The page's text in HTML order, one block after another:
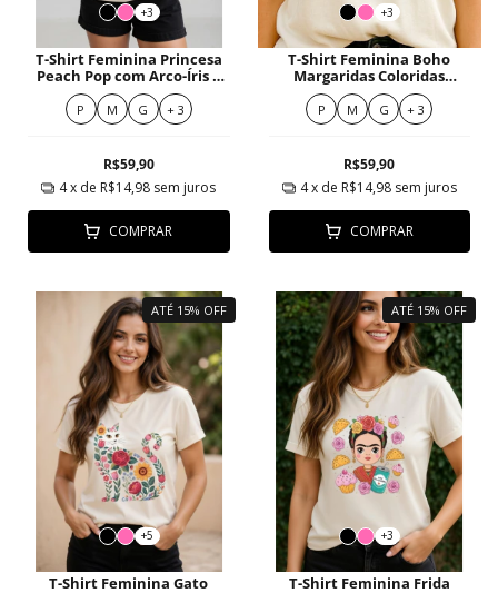
+3
T-Shirt Feminina Princesa
Peach Pop com Arco-Íris e
Animal Print
P M G + 3
R$59,90
4x de R$14,98 sem juros
COMPRAR
+3
T-Shirt Feminina Boho
Margaridas Coloridas
Borboletas Filtro dos
Sonhos Pastel
P M G + 3
R$59,90
4x de R$14,98 sem juros
COMPRAR
ATÉ 15% OFF
+5
T-Shirt Feminina Gato
ATÉ 15% OFF
+3
T-Shirt Feminina Frida